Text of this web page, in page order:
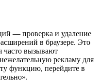
— проверка и удаление
в браузере. Это
часто вызывают
рекламу для
функцию, перейдите в